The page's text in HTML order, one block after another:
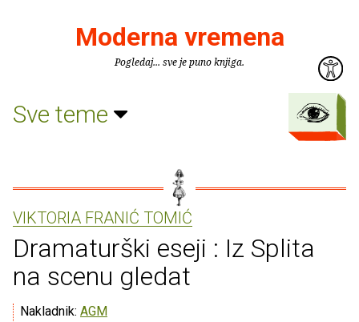
Moderna vremena
Pogledaj... sve je puno knjiga.
Sve teme
VIKTORIA FRANIĆ TOMIĆ
Dramaturški eseji : Iz Splita
na scenu gledat
Nakladnik: AGM